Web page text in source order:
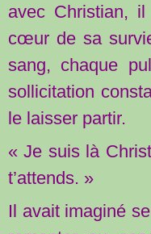
avec Christian,
cœur de sa
sang, chaque
sollicitation
le laisser partir.
« Je suis là
t’attends. »
Il avait imaginé